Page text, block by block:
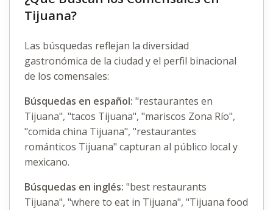
Tijuana?
Las búsquedas reflejan la diversidad
gastronómica de la ciudad y el perfil binacional
de los comensales:
Búsquedas en español: "restaurantes en
Tijuana", "tacos Tijuana", "mariscos Zona Río",
"comida china Tijuana", "restaurantes
románticos Tijuana" capturan al público local y
mexicano.
Búsquedas en inglés: "best restaurants
Tijuana", "where to eat in Tijuana", "Tijuana food